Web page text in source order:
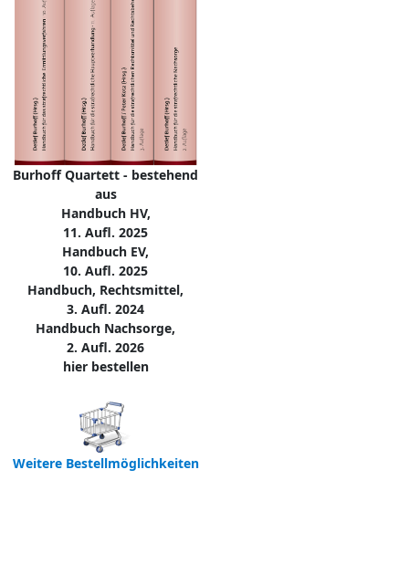
Burhoff Quartett - bestehend
aus
Handbuch HV,
11. Aufl. 2025
Handbuch EV,
10. Aufl. 2025
Handbuch, Rechtsmittel,
3. Aufl. 2024
Handbuch Nachsorge,
2. Aufl. 2026
hier bestellen
Weitere Bestellmöglichkeiten